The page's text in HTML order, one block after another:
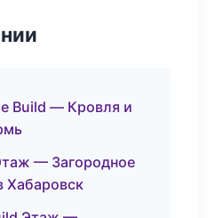
Build — Кровля и
— Загородное
Хабаровск